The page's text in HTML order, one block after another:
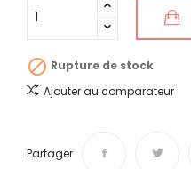
 Rupture de stock
Ajouter au comparateur
Partager